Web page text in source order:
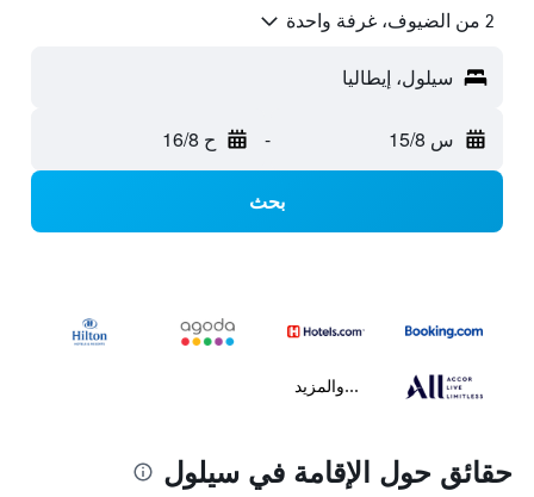
2 من الضيوف، غرفة واحدة
سيلول، إيطاليا
س 15/8 - ح 16/8
بحث
...والمزيد
حقائق حول الإقامة في سيلول